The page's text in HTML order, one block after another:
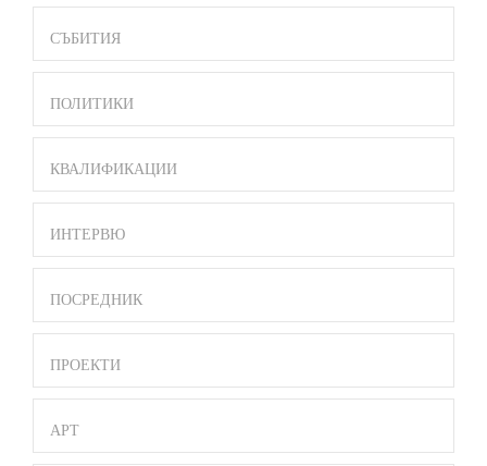
СЪБИТИЯ
ПОЛИТИКИ
КВАЛИФИКАЦИИ
ИНТЕРВЮ
ПОСРЕДНИК
ПРОЕКТИ
АРТ